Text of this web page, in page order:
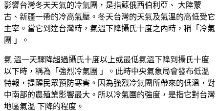
影響台灣冬天天氣的冷氣團，是指蘇俄西伯利亞、 大陸蒙
古、新疆一帶的冷高氣壓。冬天台灣的天氣及氣溫的高低受它
主宰。當它到達台灣時，氣溫下降攝氏十度之內時，稱「冷氣
團 」。
氣 溫一天驟降超過攝氏十度以上或最低氣溫下降到攝氏十度
以下時，稱為「強烈冷氣團 」。此時中央氣象局會發布低溫
特報，提醒民眾預防寒害。因為強烈冷氣團所帶來的低溫，對
中南部的農殖業影響最大。所以冷氣團的強度，是指它對台灣
地區氣溫 下降的程度。